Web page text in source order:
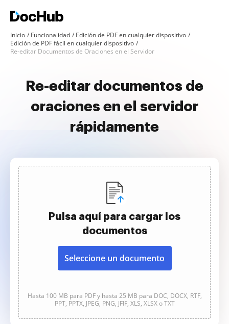
Inicio Funcionalidad
Edición de PDF en cualquier dispositivo
Edición de PDF fácil en cualquier dispositivo
Re-editar Documentos de Oraciones en el Servidor
Re-editar documentos de
oraciones en el servidor
rápidamente
Pulsa aquí para cargar los
documentos
Seleccione un documento
Hasta 100 MB para PDF y hasta 25 MB para DOC, DOCX, RTF,
PPT, PPTX, JPEG, PNG, JFIF, XLS, XLSX o TXT